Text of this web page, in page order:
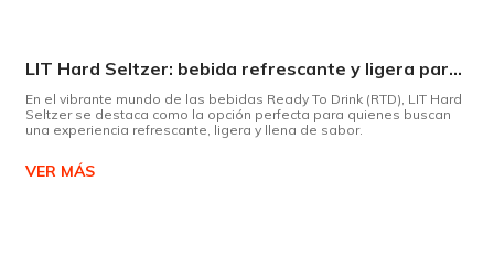
LIT Hard Seltzer: bebida refrescante y ligera para disfrutar de este verano
En el vibrante mundo de las bebidas Ready To Drink (RTD), LIT Hard
Seltzer se destaca como la opción perfecta para quienes buscan
una experiencia refrescante, ligera y llena de sabor.
VER MÁS